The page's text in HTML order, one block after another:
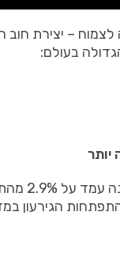
לצמוח – יצירת חוב
בעולם:
עמד על 2.9%
הגירעון